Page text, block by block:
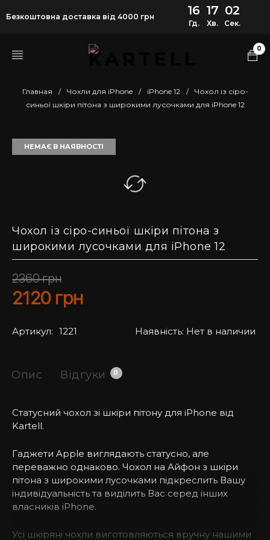
Безкоштовна доставка від 4000 грн 16
Гд.
17
Хв.
02
Сек.
0
Главная / Чохли для iPhone / iPhone 12 /
Чохол із сіро-
синьої шкіри пітона з широкими лусочками для iPhone 12
НЕМАЄ В НАЯВНОСТІ
Чохол із сіро-синьої шкіри пітона з
широкими лусочками для iPhone 12
2360грн
2120 грн
Артикул: 1221 Наявність: Нет в наличии
Опис Відгуки 0
Статусний чохол зі шкіри пітону для iPhone від
Kartell.
Гаджети Apple виглядають статусно, але
переважно однаково. Чохол на Айфон з шкіри
пітона з широкими лусочками підкреслить Вашу
індивідуальність та виділить Вас серед інших
власників iPhone.
Усі шкіряні чохли виготовляються вручну нашими